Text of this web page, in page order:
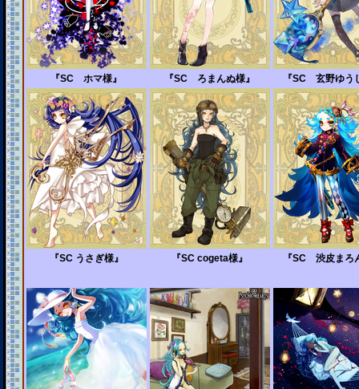
『SC ホマ様』 『SC ろまんぬ様』 『SC 玄野ゆう
『SC うさぎ様』 『SC cogeta様』 『SC 渋皮まろ